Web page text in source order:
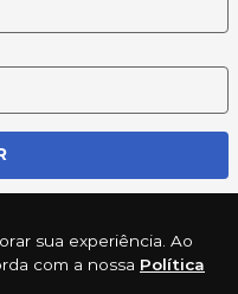
sua experiência. Ao
com a nossa Política